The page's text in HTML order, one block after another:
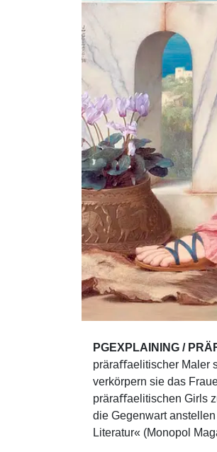
PGEXPLAINING /
präraﬀaelitischer Maler
verkörpern sie das
präraﬀaelitischen Girls
die Gegenwart
Literatur« (Monopol